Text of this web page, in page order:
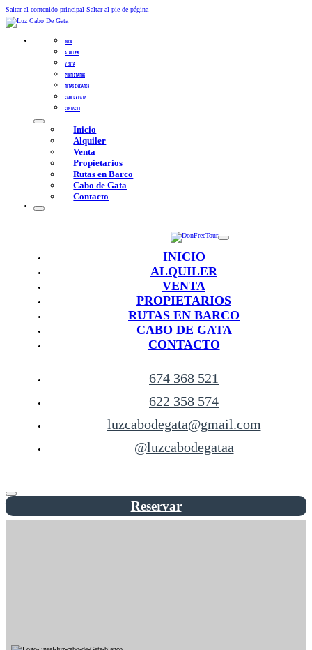
Saltar al contenido principal Saltar al pie de página
INICIO
ALQUILER
VENTA
PROPIETARIOS
RUTAS EN BARCO
CABO DE GATA
CONTACTO
Inicio
Alquiler
Venta
Propietarios
Rutas en Barco
Cabo de Gata
Contacto
INICIO
ALQUILER
VENTA
PROPIETARIOS
RUTAS EN BARCO
CABO DE GATA
CONTACTO
674 368 521
622 358 574
luzcabodegata@gmail.com
@luzcabodegataa
Reservar